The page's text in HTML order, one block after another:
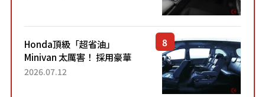
Honda頂級「超省油」
Minivan 太厲害！ 採用豪華
「真皮座椅」與專屬「黑色內
2026.07.12